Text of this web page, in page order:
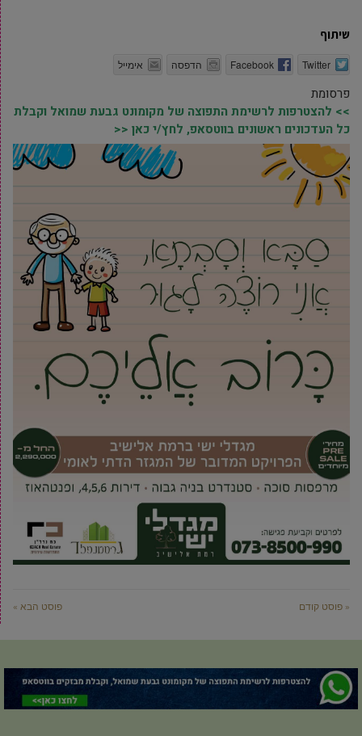
שיתוף
Twitter
Facebook הדפסה אימייל
פרסומת
>> להצטרפות לרשימת התפוצה של מקומונט גבעת שמואל וקבלת
כל העדכונים ראשונים בווטסאפ, לחץ/י כאן <<
« פוסט קודם פוסט הבא »